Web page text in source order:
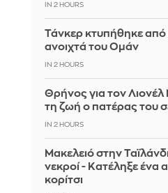
IN 2 HOURS
Τάνκερ κτυπήθηκε
ανοιχτά του Ομάν
IN 2 HOURS
Θρήνος για τον
τη ζωή ο πατέρας του
IN 2 HOURS
Μακελειό στην
νεκροί - Κατέληξε ένα
κορίτσι